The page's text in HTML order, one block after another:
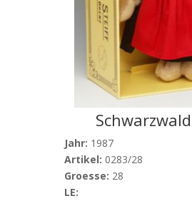
Jahr: 1987
Artikel: 0283/28
Groesse: 28
LE: